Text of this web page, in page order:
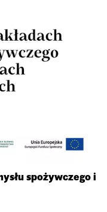
spożywczego i